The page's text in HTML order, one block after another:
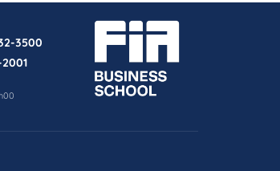
3500
2001